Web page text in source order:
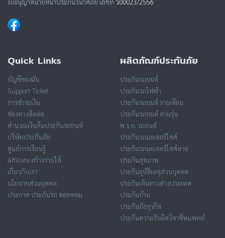
ใบอนุญาตนายหน้าประกันวินาศภัย เลขที่ ว00023/2556
Quick Links
บัญชีของฉัน
Support Ticket
การชำระเงิน
ช่องทางติดต่อ
คำนวณเงินคืนประกันรถยนต์
บริษัทประกันภัย
ศูนย์การเรียนรู้
Affiliate สร้างรายได้
เกี่ยวกับเรา
นโยบายส่วนบุคคล
ประกาศ ประกันรถ ดอทคอม
ผลิตภัณฑ์ประกันภัย
ประกันรถยนต์
ประกันรถไฟฟ้า
ประกันรถยนต์ รายเดือน
ประกันรถยนต์ ตามรุ่น
พ.ร.บ. รถยนต์
ประกันรถมอเตอร์ไซค์
ประกันรถมอเตอร์ไซค์หาย
ประกันสุขภาพ
ประกันอุบัติเหตุส่วนบุคคล
ประกันเดินทางต่างประเทศ
ประกันบ้าน
ประกันภัยธุรกิจ
ประกันความรับผิดวิชาชีพแพทย์